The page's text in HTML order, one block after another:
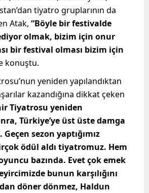
tiyatro gruplarının da
Atak, “Böyle bir festivalde
olmak, bizim için onur
bir festival olması bizim için
konuştu.
yeniden yapılandıktan
kazandığına dikkat çeken
Tiyatrosu yeniden
Türkiye’ye üst üste damga
sezon yaptığımız
ödül aldı tiyatromuz. Hem
bazında. Evet çok emek
bunun karşılığını
döner dönmez, Haldun